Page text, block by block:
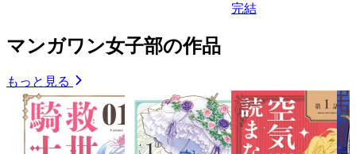
完結
マンガワン女子部の作品
もっと見る